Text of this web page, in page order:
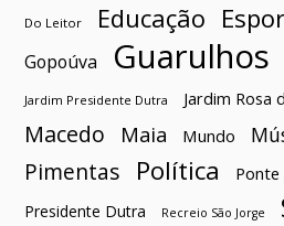
Do Leitor Educação
Gopoúva Guarulhos
Jardim Presidente Dutra Jardim Rosa
Macedo
Maia Mundo
Pimentas Política Ponte
Presidente Dutra Recreio São Jorge